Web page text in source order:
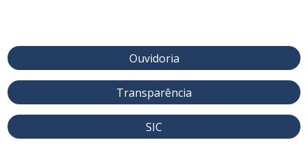
Ouvidoria
Transparência
SIC